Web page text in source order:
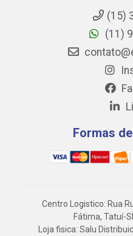
(15)
(11)
Formas
Centro Logistico: Rua
Fátima, Tatuí-
Loja fisica: Salu